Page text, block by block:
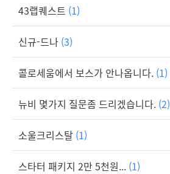
43랩퀘스트 (1)
신규-드나 (3)
콜로세움에서 보스가 안나옵니다. (1)
뉴비 몇가지 질문좀 드리겠습니다. (2)
소울크리스탈 (1)
스타터 패키지 2만 5천원... (1)